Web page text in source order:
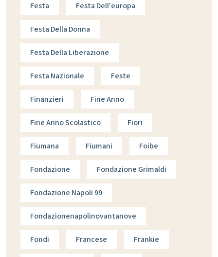
Festa Festa Dell'europa
Festa Della Donna
Festa Della Liberazione
Festa Nazionale Feste
Finanzieri Fine Anno
Fine Anno Scolastico Fiori
Fiumana Fiumani Foibe
Fondazione Fondazione Grimaldi
Fondazione Napoli 99
Fondazionenapolinovantanove
Fondi Francese Frankie